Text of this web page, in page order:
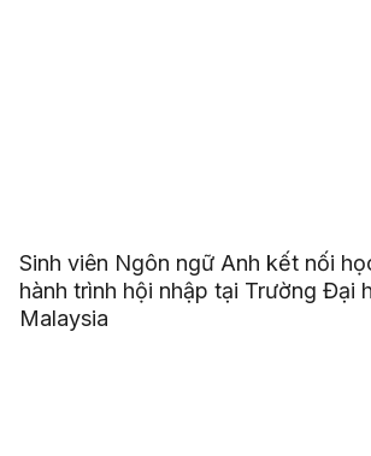
Sinh viên Ngôn ngữ Anh kết nối
hành trình hội nhập tại Trường Đại
Malaysia